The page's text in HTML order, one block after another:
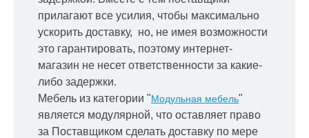
прилагают все усилия, чтобы максимально
ускорить доставку, но, не имея возможности
это гарантировать, поэтому интернет-
магазин не несет ответственности за какие-
либо задержки.
Мебель из категории "Модульная мебель"
является модулярной, что оставляет право
за Поставщиком сделать доставку по мере